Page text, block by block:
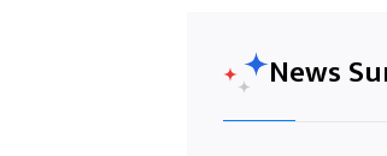
News